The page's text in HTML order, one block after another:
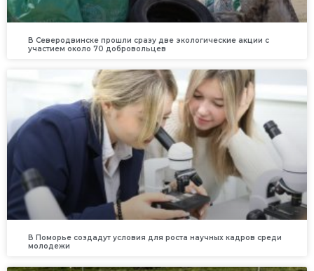
В Северодвинске прошли сразу две экологические акции с
участием около 70 добровольцев
В Поморье создадут условия для роста научных кадров среди
молодежи